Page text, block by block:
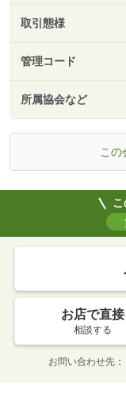
取引態様
管理コード
所属協会など
この
お店で直接
相談する
お問い合わせ先